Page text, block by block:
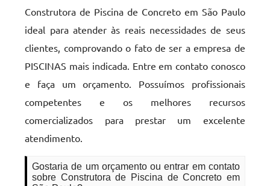
Construtora de Piscina de Concreto em São Paulo
ideal para atender às reais necessidades de seus
clientes, comprovando o fato de ser a empresa de
PISCINAS mais indicada. Entre em contato conosco
e faça um orçamento. Possuímos profissionais
competentes e os melhores recursos
comercializados para prestar um excelente
atendimento.
Gostaria de um orçamento ou entrar em contato
sobre Construtora de Piscina de Concreto em